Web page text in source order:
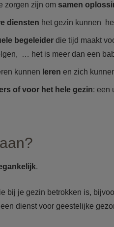
zorgen zijn om samen
diensten het gezin kunnen
begeleider die tijd maakt
… het is meer dan een
kunnen leren en zich
of voor het hele gezin: een
.
bij je gezin betrokken is,
dienst voor geestelijke